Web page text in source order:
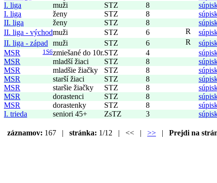
I. liga
muži STZ 8
I. liga
ženy STZ 8
II. liga
ženy STZ 8
II. liga - východmuži STZ 6 R
II. liga - západ
muži STZ 6 R
1S6
MSR zmiešané do 10r.STZ 4
MSR
mladší žiaci STZ 8
MSR
mladšie žiačky STZ 8
MSR
starší žiaci STZ 8
MSR
staršie žiačky STZ 8
MSR
dorastenci STZ 8
MSR
dorastenky STZ 8
I. trieda
seniori 45+ ZsTZ 3
záznamov: 167 | stránka: 1/12 | << | >> | Prejdi na